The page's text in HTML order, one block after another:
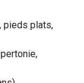
pieds plats,